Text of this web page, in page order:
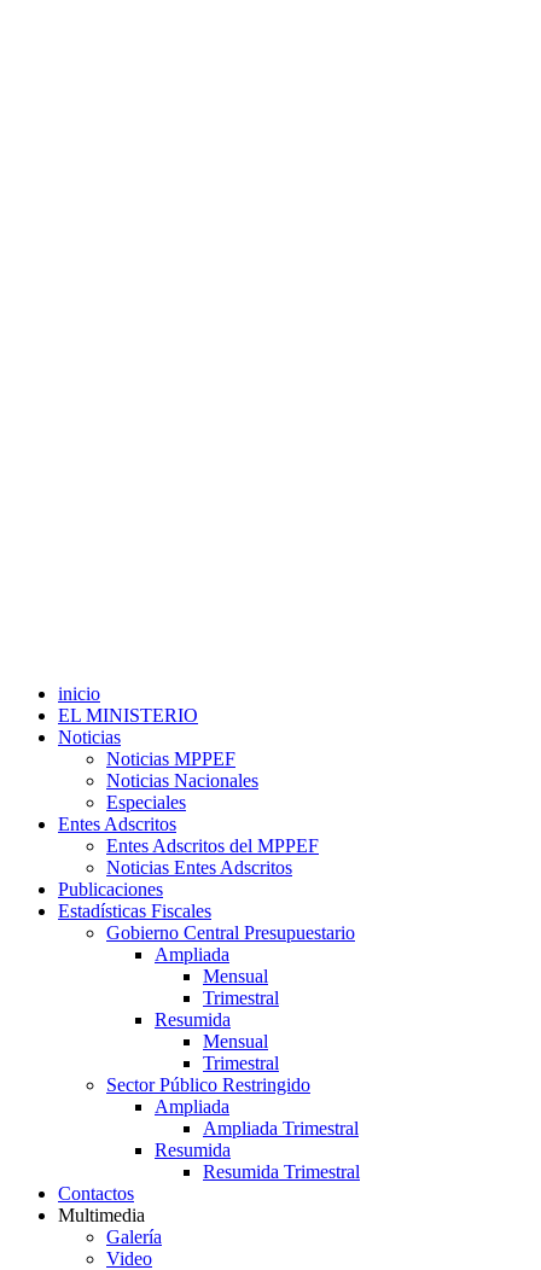
inicio
EL MINISTERIO
Noticias
Noticias MPPEF
Noticias Nacionales
Especiales
Entes Adscritos
Entes Adscritos del MPPEF
Noticias Entes Adscritos
Publicaciones
Estadísticas Fiscales
Gobierno Central Presupuestario
Ampliada
Mensual
Trimestral
Resumida
Mensual
Trimestral
Sector Público Restringido
Ampliada
Ampliada Trimestral
Resumida
Resumida Trimestral
Contactos
Multimedia
Galería
Video